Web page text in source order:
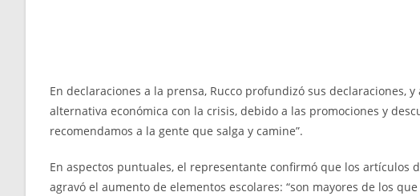
En declaraciones a la prensa, Rucco profundizó sus declaraciones,
alternativa económica con la crisis, debido a las promociones y
recomendamos a la gente que salga y camine”.
En aspectos puntuales, el representante confirmó que los artículos
agravó el aumento de elementos escolares: “son mayores de los